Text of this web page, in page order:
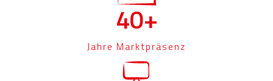
40+
Jahre Marktpräsenz